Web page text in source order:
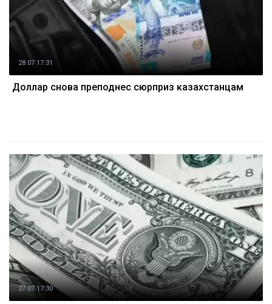
28.07 17:31
Доллар снова преподнес сюрприз казахстанцам
27.07 17:30